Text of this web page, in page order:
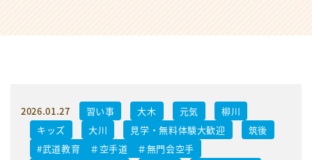
2026.01.27 習い事 大木 元気
柳川
キッズ
大川 見学・無料体験大歓迎
筑後
#武道教育 ＃空手道 ＃無門会空手